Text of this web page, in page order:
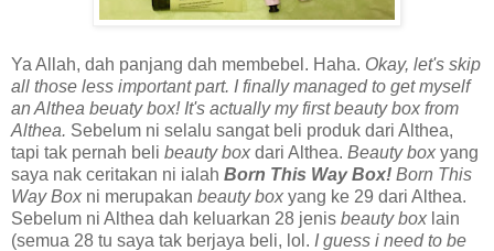
Ya Allah, dah panjang dah membebel. Haha. Okay, let's skip
all those less important part. I finally managed to get myself
an Althea beuaty box! It's actually my first beauty box from
Althea. Sebelum ni selalu sangat beli produk dari Althea,
tapi tak pernah beli beauty box dari Althea. Beauty box yang
saya nak ceritakan ni ialah Born This Way Box! Born This
Way Box ni merupakan beauty box yang ke 29 dari Althea.
Sebelum ni Althea dah keluarkan 28 jenis beauty box lain
(semua 28 tu saya tak berjaya beli, lol. I guess i need to be